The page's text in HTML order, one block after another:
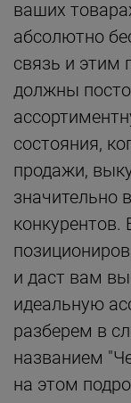
ваших
абсолютно
связь и этим
должны
состояния,
продажи,
значительно
конкурентов.
и даст вам
идеальную
разберем в
названием
на этом